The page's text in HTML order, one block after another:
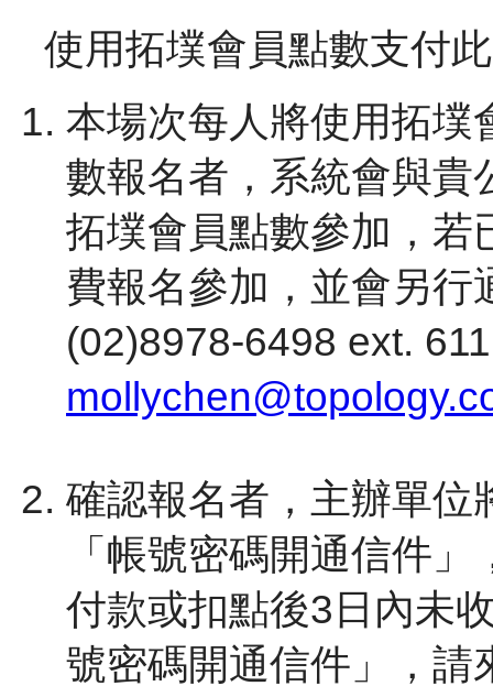
使用拓墣會員點數支付
本場次每人將使用拓墣
數報名者，系統會與貴
拓墣會員點數參加，若
費報名參加，並會另行
(02)8978-6498 ext.
確認報名者，主辦單位
「帳號密碼開通信件
付款或扣點後3日內未
號密碼開通信件」，